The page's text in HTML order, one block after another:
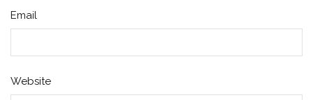
Email
Website